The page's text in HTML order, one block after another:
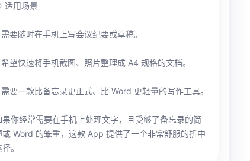
适用场景
需要随时在手机上写会议纪要或草稿。
希望快速将手机截图、照片整理成 A4 规格的文档。
需要一款比备忘录更正式、比 Word 更轻量的写作工具。
果你经常需要在手机上处理文字，且受够了备忘录的简
或 Word 的笨重，这款 App 提供了一个非常舒服的折中
。